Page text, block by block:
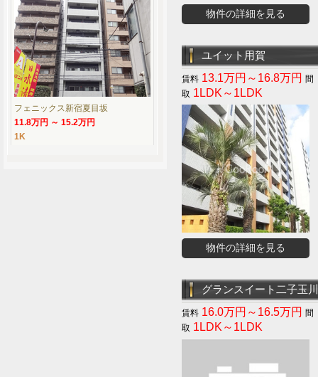
物件の詳細を見る
ユイット用賀
13.1万円～16.8万円
1LDK～1LDK
物件の詳細を見る
グランスイート二子玉
16.0万円～16.5万円
1LDK～1LDK
フェニックス新宿夏目坂
11.8万円 ～ 15.2万円
1K